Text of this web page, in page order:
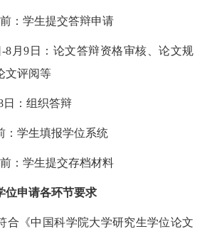
：学生提交答辩申请
-8 月9 日：论文答辩资格审核、论文规
文评阅等
日：组织答辩
：学生填报学位系统
：学生提交存档材料
位申请各环节要求
合《中国科学院大学研究生学位论文